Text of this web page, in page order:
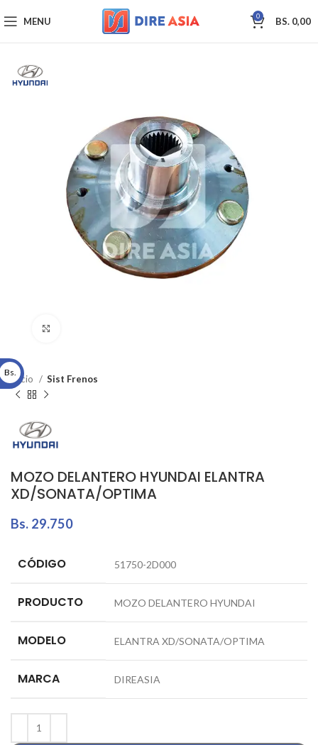
MENU 0 BS. 0,00
Inicio Sist Frenos
MOZO DELANTERO HYUNDAI ELANTRA
XD/SONATA/OPTIMA
Bs. 29.750
CÓDIGO 51750-2D000
PRODUCTO MOZO DELANTERO HYUNDAI
MODELO ELANTRA XD/SONATA/OPTIMA
MARCA DIREASIA
Bs.